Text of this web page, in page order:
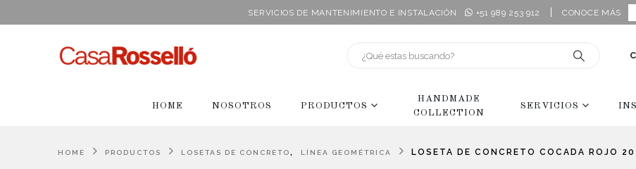
SERVICIOS DE MANTENIMIENTO E INSTALACIÓN +51 989 253 912 CONOCE MÁS
HOME NOSOTROS PRODUCTOS
HANDMADE
COLLECTION
SERVICIOS
HOME PRODUCTOS LOSETAS DE CONCRETO, LÍNEA GEOMÉTRICA LOSETA DE CONCRETO COCADA ROJO